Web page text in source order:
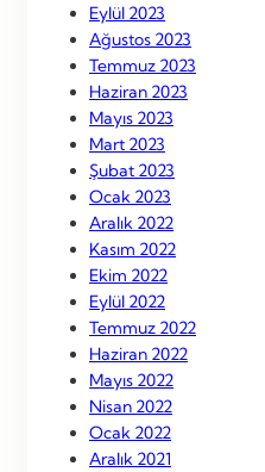
Eylül 2023
Ağustos 2023
Temmuz 2023
Haziran 2023
Mayıs 2023
Mart 2023
Şubat 2023
Ocak 2023
Aralık 2022
Kasım 2022
Ekim 2022
Eylül 2022
Temmuz 2022
Haziran 2022
Mayıs 2022
Nisan 2022
Ocak 2022
Aralık 2021